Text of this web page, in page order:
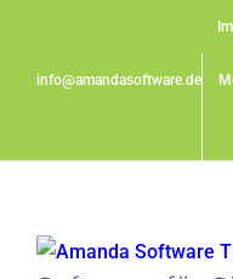
contentinfo@amandasoftware.de